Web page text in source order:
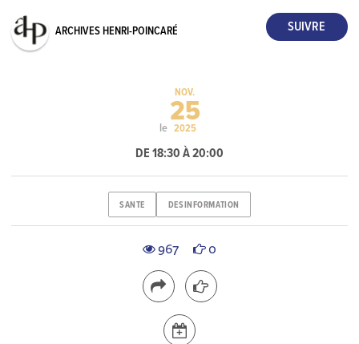
ARCHIVES HENRI-POINCARÉ
le
NOV.
25
2025
DE 18:30 À 20:00
SANTE DESINFORMATION
967 0